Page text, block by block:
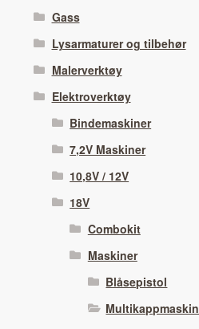
Gass
Lysarmaturer og tilbehør
Malerverktøy
Elektroverktøy
Bindemaskiner
7,2V Maskiner
10,8V / 12V
18V
Combokit
Maskiner
Blåsepistol
Multikappmaskin